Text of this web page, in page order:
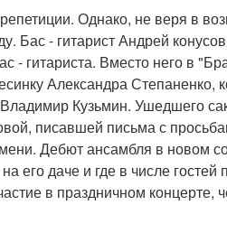
Однако, не веря в
Бас - гитарист Андрей
- гитариста. Вместо него в
Александра Степаненко,
Кузьмин. Ушедшего
писавшей письма с
Дебют ансамбля в новом
его даче и где в числе гостей
в праздничном концерте,